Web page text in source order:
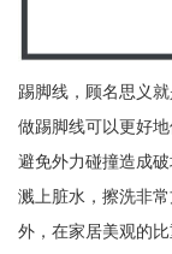
踢脚线，顾名思义
做踢脚线可以更好
避免外力碰撞造成
溅上脏水，擦洗非
外，在家居美观的